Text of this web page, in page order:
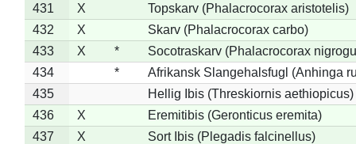
431
X
Topskarv (Phalacrocorax aristotelis)
432
X
Skarv (Phalacrocorax carbo)
433
X *
Socotraskarv (Phalacrocorax
434
*
Afrikansk Slangehalsfugl (Anhinga
435
Hellig Ibis (Threskiornis aethiopicus)
436
X
Eremitibis (Geronticus eremita)
437
X
Sort Ibis (Plegadis falcinellus)